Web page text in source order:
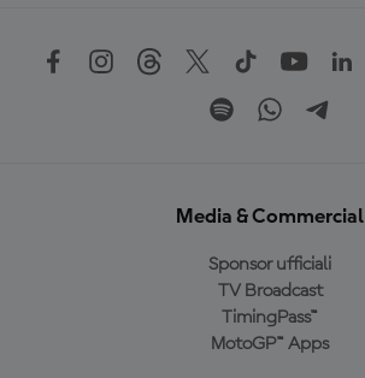
Media & Commercial
Sponsor ufficiali
TV Broadcast
TimingPass™
MotoGP™ Apps